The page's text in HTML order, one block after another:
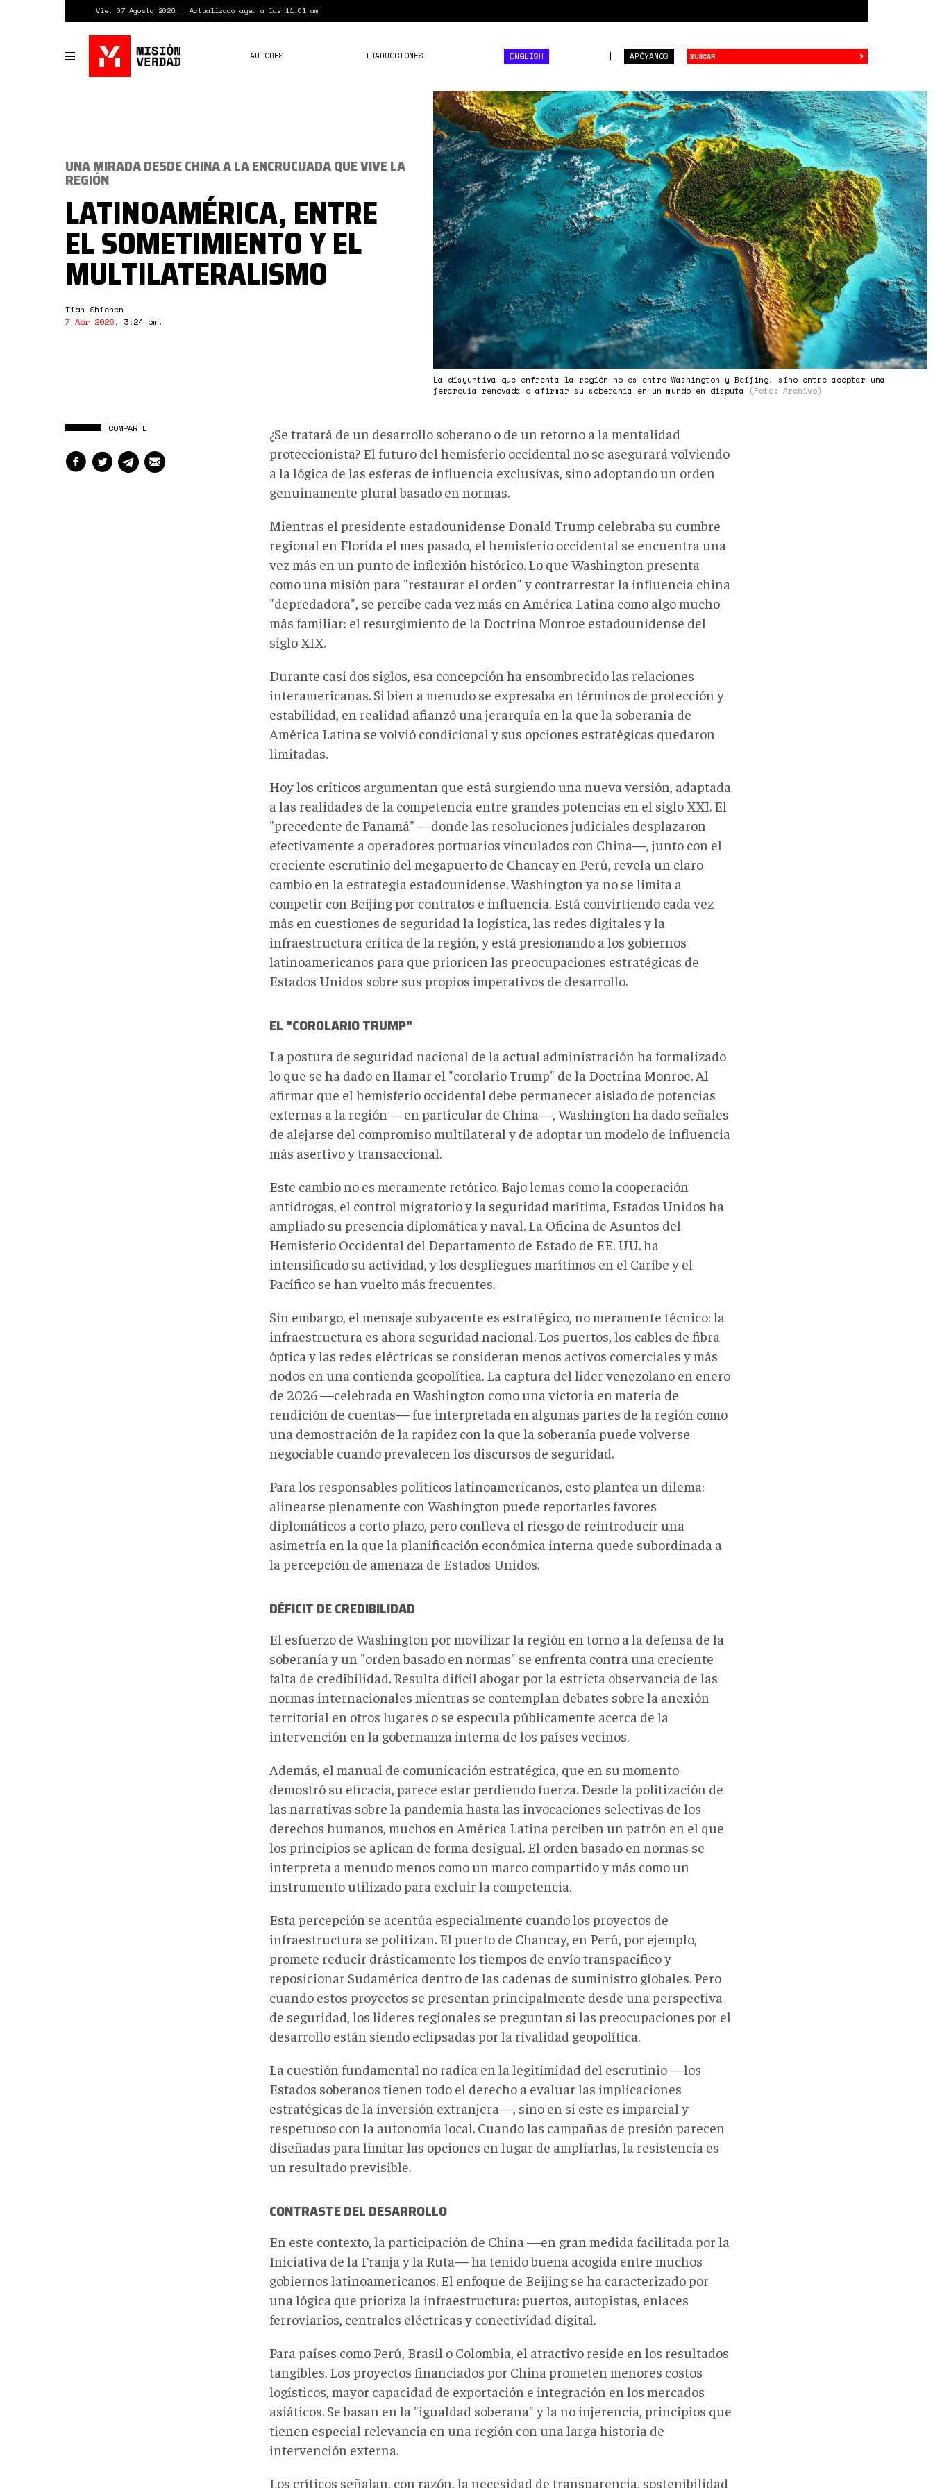
Vie. 07 Agosto 2026 Actualizado ayer a las 11:01 am
Toggle
navigation
APÓYANOS
AUTORES TRADUCCIONES ENGLISH ›
américa
latina
y
el
caribe
La disyuntiva que enfrenta la región no es entre Washington y Beijing, sino entre aceptar una
jerarquía renovada o afirmar su soberanía en un mundo en disputa
(Foto: Archivo)
UNA MIRADA DESDE CHINA A LA ENCRUCIJADA QUE VIVE LA
REGIÓN
LATINOAMÉRICA, ENTRE
EL SOMETIMIENTO Y EL
MULTILATERALISMO
Tian Shichen
7 Abr 2026, 3:24 pm.
COMPARTE
¿Se tratará de un desarrollo soberano o de un retorno a la mentalidad
proteccionista? El futuro del hemisferio occidental no se asegurará volviendo
a la lógica de las esferas de influencia exclusivas, sino adoptando un orden
genuinamente plural basado en normas.
Mientras el presidente estadounidense Donald Trump celebraba su cumbre
regional en Florida el mes pasado, el hemisferio occidental se encuentra una
vez más en un punto de inflexión histórico. Lo que Washington presenta
como una misión para "restaurar el orden" y contrarrestar la influencia china
"depredadora", se percibe cada vez más en América Latina como algo mucho
más familiar: el resurgimiento de la Doctrina Monroe estadounidense del
siglo XIX.
Durante casi dos siglos, esa concepción ha ensombrecido las relaciones
interamericanas. Si bien a menudo se expresaba en términos de protección y
estabilidad, en realidad afianzó una jerarquía en la que la soberanía de
América Latina se volvió condicional y sus opciones estratégicas quedaron
limitadas.
Hoy los críticos argumentan que está surgiendo una nueva versión, adaptada
a las realidades de la competencia entre grandes potencias en el siglo XXI. El
"precedente de Panamá" —donde las resoluciones judiciales desplazaron
efectivamente a operadores portuarios vinculados con China—, junto con el
creciente escrutinio del megapuerto de Chancay en Perú, revela un claro
cambio en la estrategia estadounidense. Washington ya no se limita a
competir con Beijing por contratos e influencia. Está convirtiendo cada vez
más en cuestiones de seguridad la logística, las redes digitales y la
infraestructura crítica de la región, y está presionando a los gobiernos
latinoamericanos para que prioricen las preocupaciones estratégicas de
Estados Unidos sobre sus propios imperativos de desarrollo.
EL "COROLARIO TRUMP"
La postura de seguridad nacional de la actual administración ha formalizado
lo que se ha dado en llamar el "corolario Trump" de la Doctrina Monroe. Al
afirmar que el hemisferio occidental debe permanecer aislado de potencias
externas a la región —en particular de China—, Washington ha dado señales
de alejarse del compromiso multilateral y de adoptar un modelo de influencia
más asertivo y transaccional.
Este cambio no es meramente retórico. Bajo lemas como la cooperación
antidrogas, el control migratorio y la seguridad marítima, Estados Unidos ha
ampliado su presencia diplomática y naval. La Oficina de Asuntos del
Hemisferio Occidental del Departamento de Estado de EE. UU. ha
intensificado su actividad, y los despliegues marítimos en el Caribe y el
Pacífico se han vuelto más frecuentes.
Sin embargo, el mensaje subyacente es estratégico, no meramente técnico: la
infraestructura es ahora seguridad nacional. Los puertos, los cables de fibra
óptica y las redes eléctricas se consideran menos activos comerciales y más
nodos en una contienda geopolítica. La captura del líder venezolano en enero
de 2026 —celebrada en Washington como una victoria en materia de
rendición de cuentas— fue interpretada en algunas partes de la región como
una demostración de la rapidez con la que la soberanía puede volverse
negociable cuando prevalecen los discursos de seguridad.
Para los responsables políticos latinoamericanos, esto plantea un dilema:
alinearse plenamente con Washington puede reportarles favores
diplomáticos a corto plazo, pero conlleva el riesgo de reintroducir una
asimetría en la que la planificación económica interna quede subordinada a
la percepción de amenaza de Estados Unidos.
DÉFICIT DE CREDIBILIDAD
El esfuerzo de Washington por movilizar la región en torno a la defensa de la
soberanía y un "orden basado en normas" se enfrenta contra una creciente
falta de credibilidad. Resulta difícil abogar por la estricta observancia de las
normas internacionales mientras se contemplan debates sobre la anexión
territorial en otros lugares o se especula públicamente acerca de la
intervención en la gobernanza interna de los países vecinos.
Además, el manual de comunicación estratégica, que en su momento
demostró su eficacia, parece estar perdiendo fuerza. Desde la politización de
las narrativas sobre la pandemia hasta las invocaciones selectivas de los
derechos humanos, muchos en América Latina perciben un patrón en el que
los principios se aplican de forma desigual. El orden basado en normas se
interpreta a menudo menos como un marco compartido y más como un
instrumento utilizado para excluir la competencia.
Esta percepción se acentúa especialmente cuando los proyectos de
infraestructura se politizan. El puerto de Chancay, en Perú, por ejemplo,
promete reducir drásticamente los tiempos de envío transpacífico y
reposicionar Sudamérica dentro de las cadenas de suministro globales. Pero
cuando estos proyectos se presentan principalmente desde una perspectiva
de seguridad, los líderes regionales se preguntan si las preocupaciones por el
desarrollo están siendo eclipsadas por la rivalidad geopolítica.
La cuestión fundamental no radica en la legitimidad del escrutinio —los
Estados soberanos tienen todo el derecho a evaluar las implicaciones
estratégicas de la inversión extranjera—, sino en si este es imparcial y
respetuoso con la autonomía local. Cuando las campañas de presión parecen
diseñadas para limitar las opciones en lugar de ampliarlas, la resistencia es
un resultado previsible.
CONTRASTE DEL DESARROLLO
En este contexto, la participación de China —en gran medida facilitada por la
Iniciativa de la Franja y la Ruta— ha tenido buena acogida entre muchos
gobiernos latinoamericanos. El enfoque de Beijing se ha caracterizado por
una lógica que prioriza la infraestructura: puertos, autopistas, enlaces
ferroviarios, centrales eléctricas y conectividad digital.
Para países como Perú, Brasil o Colombia, el atractivo reside en los resultados
tangibles. Los proyectos financiados por China prometen menores costos
logísticos, mayor capacidad de exportación e integración en los mercados
asiáticos. Se basan en la "igualdad soberana" y la no injerencia, principios que
tienen especial relevancia en una región con una larga historia de
intervención externa.
Los críticos señalan, con razón, la necesidad de transparencia, sostenibilidad